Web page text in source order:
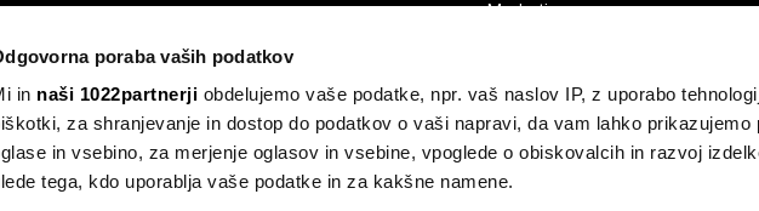
poraba vaših podatkov
in naši 1022partnerji obdelujemo vaše podatke, npr. vaš naslov IP, z uporabo
za shranjevanje in dostop do podatkov o vaši napravi, da vam lahko prikazujemo
in vsebino, za merjenje oglasov in vsebine, vpoglede o obiskovalcih in razvoj
tega, kdo uporablja vaše podatke in za kakšne namene.
Marketing